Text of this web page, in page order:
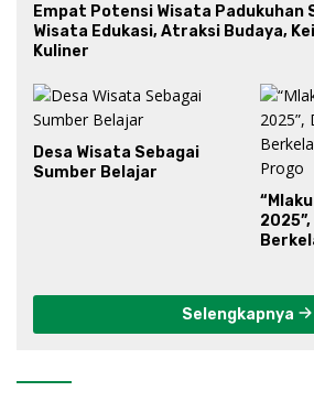
Empat Potensi Wisata Padukuhan
Wisata Edukasi, Atraksi Budaya,
Kuliner
Desa Wisata Sebagai
Sumber Belajar
Selengkapnya